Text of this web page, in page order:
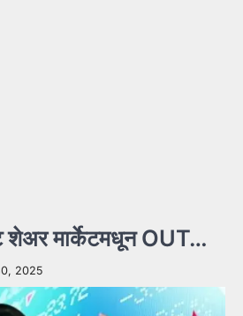
शेअर मार्केटमधून OUT…
2025